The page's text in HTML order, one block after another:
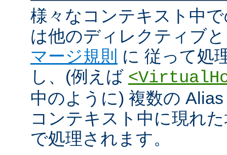
様々なコンテキスト中
は他のディレクティブ
マージ規則 に 従って処
し、(例えば
中のように) 複数の
コンテキスト中に現れ
で処理されます。